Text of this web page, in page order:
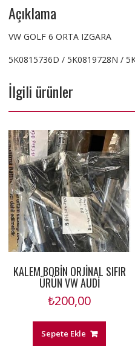
Açıklama
VW GOLF 6 ORTA IZGARA
5K0815736D / 5K0819728N /
İlgili ürünler
KALEM BOBİN ORJİNAL SIFIR
ÜRÜN VW AUDİ
₺200,00
Sepete Ekle